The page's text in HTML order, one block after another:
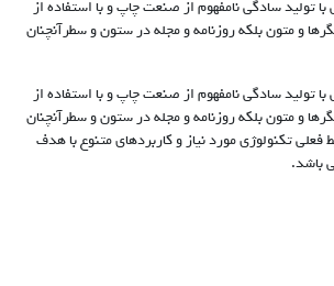
تولید سادگی نامفهوم از صنعت چاپ و با استفاده از
و متون بلکه روزنامه و مجله در ستون و سطرآنچنان
تولید سادگی نامفهوم از صنعت چاپ و با استفاده از
و متون بلکه روزنامه و مجله در ستون و سطرآنچنان
تکنولوژی مورد نیاز و کاربردهای متنوع با هدف
باشد.